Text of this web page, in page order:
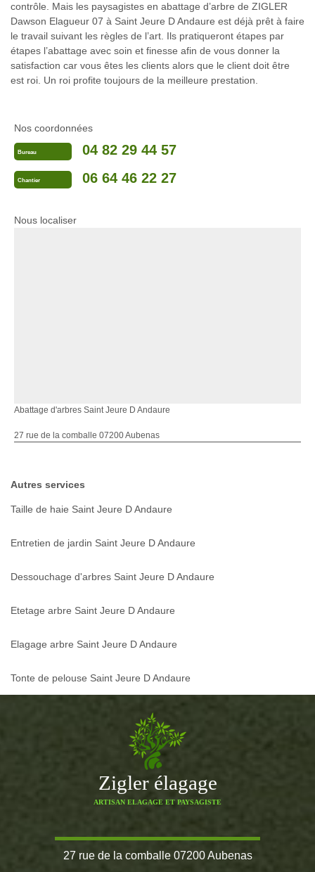
contrôle. Mais les paysagistes en abattage d’arbre de ZIGLER
Dawson Elagueur 07 à Saint Jeure D Andaure est déjà prêt à faire
le travail suivant les règles de l’art. Ils pratiqueront étapes par
étapes l’abattage avec soin et finesse afin de vous donner la
satisfaction car vous êtes les clients alors que le client doit être
est roi. Un roi profite toujours de la meilleure prestation.
Nos coordonnées
Bureau 04 82 29 44 57
Chantier 06 64 46 22 27
Nous localiser
Abattage d'arbres Saint Jeure D Andaure
27 rue de la comballe 07200 Aubenas
Autres services
Taille de haie Saint Jeure D Andaure
Entretien de jardin Saint Jeure D Andaure
Dessouchage d'arbres Saint Jeure D Andaure
Etetage arbre Saint Jeure D Andaure
Elagage arbre Saint Jeure D Andaure
Tonte de pelouse Saint Jeure D Andaure
Zigler élagage
ARTISAN ELAGAGE ET PAYSAGISTE
27 rue de la comballe 07200 Aubenas